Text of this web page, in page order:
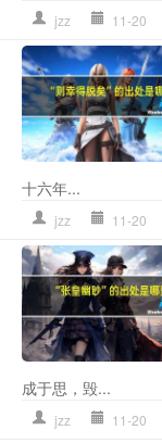
jzz 11-20
十六年...
jzz 11-20
成于思，毁...
jzz 11-20